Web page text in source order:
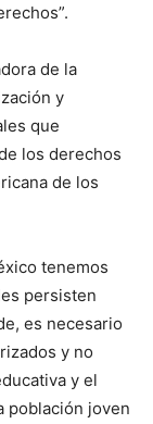
de la
y
que
los derechos
de los
tenemos
persisten
es necesario
y no
y el
población joven